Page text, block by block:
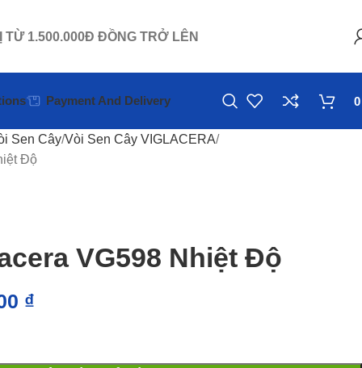
TỪ 1.500.000Đ ĐỒNG TRỞ LÊN
Payment And Delivery
Sen Cây Vòi Sen Cây VIGLACERA
Độ
VG598 Nhiệt Độ
₫